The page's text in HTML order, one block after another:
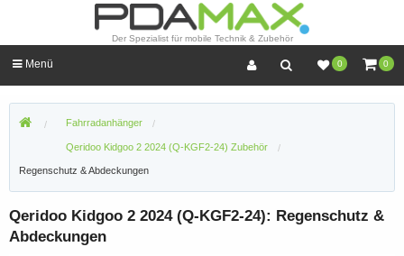
Der Spezialist für mobile Technik & Zubehör
0 0
Menü
Fahrradanhänger
Qeridoo Kidgoo 2 2024 (Q-KGF2-24) Zubehör
Regenschutz & Abdeckungen
Qeridoo Kidgoo 2 2024 (Q-KGF2-24): Regenschutz &
Abdeckungen